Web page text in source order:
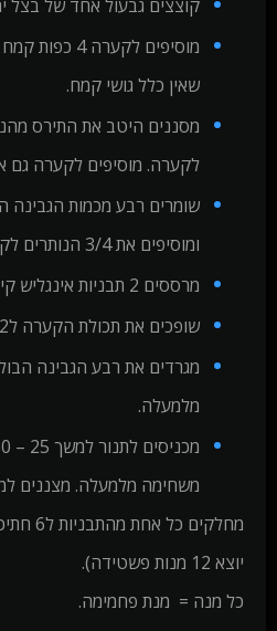
קוצצים גבעול אחד של בצל
שאין כלל גושי קמח.
מסננים היטב את התירס
לקערה. מוסיפים לקערה גם
שומרים רבע מכמות הגבינה
ומוסיפים את 3/4 הנותרים לקערה.
מרססים 2 תבניות אינגליש קייק במעט תרסיס שמן.
שופכים את תכולת הקערה ל2 התבניות באופן שווה.
מגרדים את רבע הגבינה
מלמעלה.
משחימה מלמעלה. מצננים למשך 5
מחלקים
יוצא 12 מנות פשטידה).
כל מנה = מנת פחמימה.